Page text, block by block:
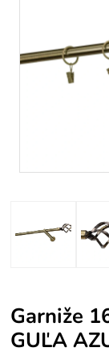
Garniže
GUĽA